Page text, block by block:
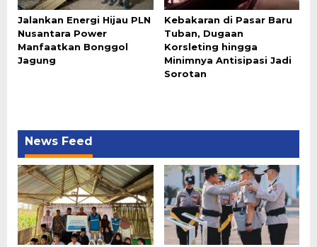
Jalankan Energi Hijau PLN
Nusantara Power
Manfaatkan Bonggol
Jagung
Kebakaran di Pasar Baru
Tuban, Dugaan
Korsleting hingga
Minimnya Antisipasi Jadi
Sorotan
News Feed